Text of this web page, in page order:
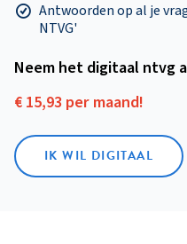
Antwoorden op al je
NTVG'
Neem het digitaal ntvg
€ 15,93 per maand!
IK WIL DIGITAAL